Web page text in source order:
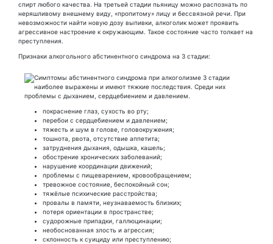
спирт любого качества. На третьей стадии пьяницу можно распознать по
неряшливому внешнему виду, «пропитому» лицу и бессвязной речи. При
невозможности найти новую дозу выпивки, алкоголик может проявить
агрессивное настроение к окружающим. Такое состояние часто толкает на
преступления.
Признаки алкогольного абстинентного синдрома на 3 стадии:
покраснение глаз, сухость во рту;
перебои с сердцебиением и давлением;
тяжесть и шум в голове, головокружения;
тошнота, рвота, отсутствие аппетита;
затруднения дыхания, одышка, кашель;
обострение хронических заболеваний;
нарушение координации движений;
проблемы с пищеварением, кровообращением;
тревожное состояние, беспокойный сон;
тяжёлые психические расстройства;
провалы в памяти, неузнаваемость близких;
потеря ориентации в пространстве;
судорожные припадки, галлюцинации;
необоснованная злость и агрессия;
склонность к суициду или преступлению;